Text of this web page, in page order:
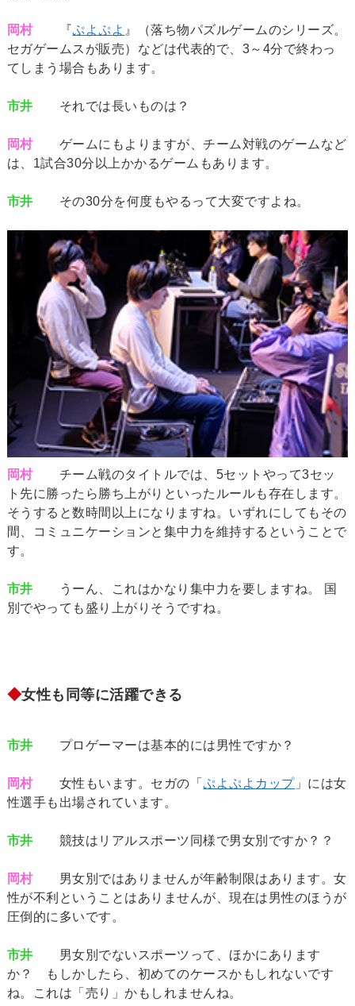
岡村『ぷよぷよ 』（落ち物パズルゲームのシリーズ。
セガゲームスが販売）などは代表的で、3～4分で終わっ
てしまう場合もあります。
市井 それでは長いものは？
岡村ゲームにもよりますが、チーム対戦のゲームなど
は、1試合30分以上かかるゲームもあります。
市井 その30分を何度もやるって大変ですよね。
岡村チーム戦のタイトルでは、5セットやって3セッ
ト先に勝ったら勝ち上がりといったルールも存在します。
そうすると数時間以上になりますね。いずれにしてもその
間、コミュニケーションと集中力を維持するということで
す。
市井 うーん、これはかなり集中力を要しますね。 国
別でやっても盛り上がりそうですね。
◆女性も同等に活躍できる
市井 プロゲーマーは基本的には男性ですか？
岡村女性もいます。セガの「ぷよぷよカップ」には女
性選手も出場されています。
市井 競技はリアルスポーツ同様で男女別ですか？？
岡村男女別ではありませんが年齢制限はあります。女
性が不利ということはありませんが、現在は男性のほうが
圧倒的に多いです。
市井 男女別でないスポーツって、ほかにあります
か？ もしかしたら、初めてのケースかもしれないです
ね。これは「売り」かもしれませんね。